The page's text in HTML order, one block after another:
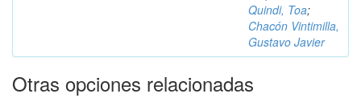
Quindi, Toa;
Chacón Vintimilla,
Gustavo Javier
Otras opciones relacionadas